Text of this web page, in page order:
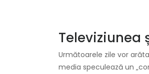
Televiziunea
Următoarele zile vor
media speculează un